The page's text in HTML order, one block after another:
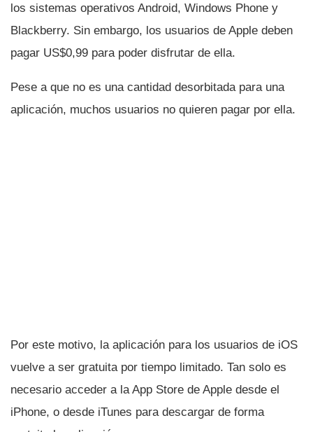
los sistemas operativos Android, Windows Phone y
Blackberry. Sin embargo, los usuarios de Apple deben
pagar US$0,99 para poder disfrutar de ella.
Pese a que no es una cantidad desorbitada para una
aplicación, muchos usuarios no quieren pagar por ella.
Por este motivo, la aplicación para los usuarios de iOS
vuelve a ser gratuita por tiempo limitado. Tan solo es
necesario acceder a la App Store de Apple desde el
iPhone, o desde iTunes para descargar de forma